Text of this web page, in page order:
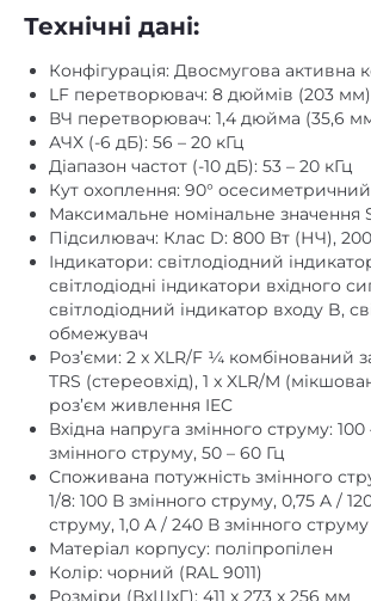
Конфігурація: Двосмугова активна
LF перетворювач: 8 дюймів (203 мм)
ВЧ перетворювач: 1,4 дюйма (35,6
АЧХ (-6 дБ): 56 – 20 кГц
Діапазон частот (-10 дБ): 53 – 20 кГц
Кут охоплення: 90° осесиметричний
Максимальне номінальне значення
Підсилювач: Клас D: 800 Вт (НЧ), 200
Індикатори: світлодіодний
світлодіодні індикатори вхідного
світлодіодний індикатор входу B,
обмежувач
Роз’єми: 2 x XLR/F ¼ комбінований
TRS (стереовхід), 1 x XLR/M
роз’єм живлення IEC
Вхідна напруга змінного струму:
змінного струму, 50 – 60 Гц
Споживана потужність змінного
1/8: 100 В змінного струму, 0,75 A /
струму, 1,0 A / 240 В змінного струму
Матеріал корпусу: поліпропілен
Колір: чорний (RAL 9011)
Розміри (ВxШxГ): 411 x 273 x 256 мм
Вага нетто: 9,5 кг